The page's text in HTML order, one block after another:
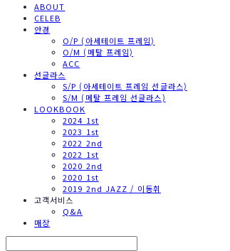
ABOUT
CELEB
안경
O/P (아세테이트 프레임)
O/M (메탈 프레임)
ACC
선글라스
S/P (아세테이트 프레임 선글라스)
S/M (메탈 프레임 선글라스)
LOOKBOOK
2024 1st
2023 1st
2022 2nd
2022 1st
2020 2nd
2020 1st
2019 2nd JAZZ / 이동휘
고객서비스
Q&A
매장